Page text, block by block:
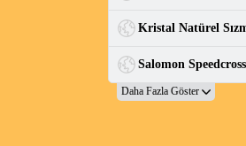
Kristal Natürel